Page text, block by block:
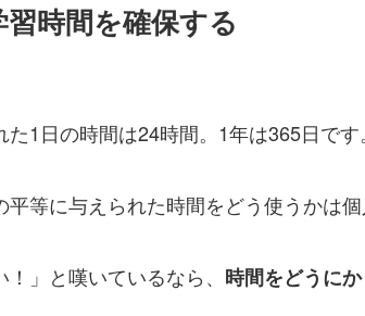
時間を確保する
た1日の時間は24時間。1年は365日です
平等に与えられた時間をどう使うかは
！」と嘆いているなら、 時間をどうに